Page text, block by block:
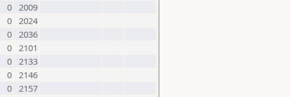
0 2009
0 2024
0 2036
0 2101
0 2133
0 2146
0 2157